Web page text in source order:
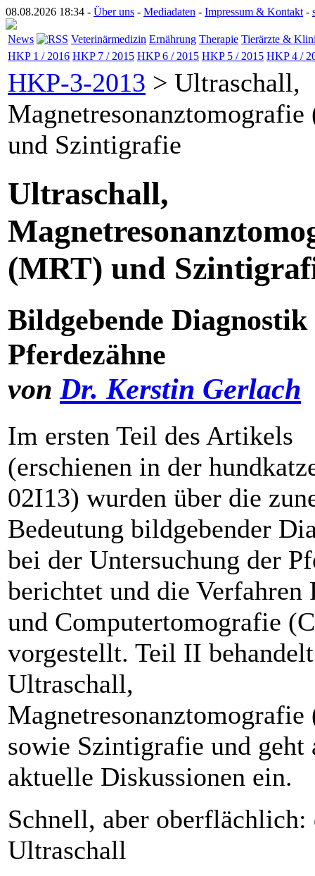
08.08.2026 18:34 - Über uns - Mediadaten - Impressum & Kontakt -
News Veterinärmedizin Ernährung Therapie Tierärzte &
HKP 1 / 2016 HKP 7 / 2015 HKP 6 / 2015 HKP 5 / 2015 HKP 4 /
HKP-3-2013 > Ultraschall,
und Szintigrafie
Ultraschall,
(MRT) und
Bildgebende
Pferdezähne
von Dr. Kerstin Gerlach
Im ersten Teil des Artikels
(erschienen in der
02I13) wurden über die
Bedeutung bildgebender
bei der Untersuchung der
berichtet und die Verfahren
und Computertomografie
vorgestellt. Teil II behandelt
Ultraschall,
sowie Szintigrafie und geht
aktuelle Diskussionen ein.
Schnell, aber oberflächlich:
Ultraschall